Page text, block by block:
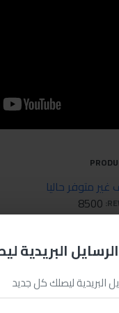
البريدية
البريدية ليصلك كل جديد
متوفر حاليا
8500